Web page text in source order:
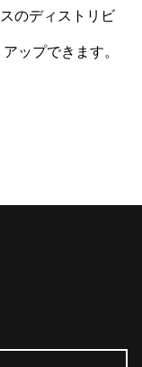
のディストリビ
ップできます。